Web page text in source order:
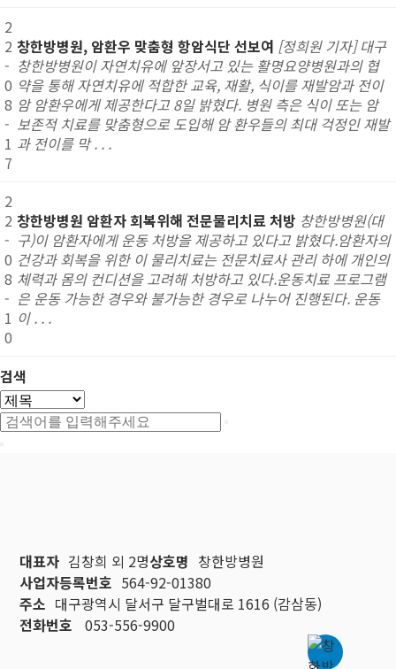
2
2
-
0
8
-
1
7
창한방병원, 암환우 맞춤형 항암식단 선보여 [정희원 기자] 대구
창한방병원이 자연치유에 앞장서고 있는 활명요양병원과의 협
약을 통해 자연치유에 적합한 교육, 재활, 식이를 재발암과 전이
암 암환우에게 제공한다고 8일 밝혔다. 병원 측은 식이 또는 암
보존적 치료를 맞춤형으로 도입해 암 환우들의 최대 걱정인 재발
과 전이를 막 . . .
2
2
-
0
8
-
1
0
창한방병원 암환자 회복위해 전문물리치료 처방 창한방병원(대
구)이 암환자에게 운동 처방을 제공하고 있다고 밝혔다.암환자의
건강과 회복을 위한 이 물리치료는 전문치료사 관리 하에 개인의
체력과 몸의 컨디션을 고려해 처방하고 있다.운동치료 프로그램
은 운동 가능한 경우와 불가능한 경우로 나누어 진행된다. 운동
이 . . .
검색
대표자 김창희 외 2명상호명 창한방병원
사업자등록번호 564-92-01380
주소 대구광역시 달서구 달구벌대로 1616 (감삼동)
전화번호
053-556-9900